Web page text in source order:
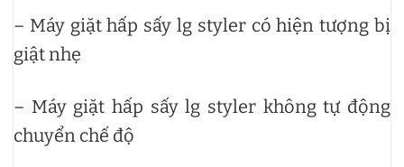
– Máy giặt hấp sấy lg styler có hiện tượng bị
giật nhẹ
– Máy giặt hấp sấy lg styler không tự động
chuyển chế độ